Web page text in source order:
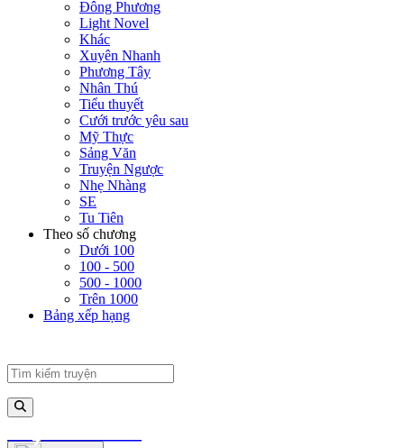
Đông Phương
Light Novel
Khác
Xuyên Nhanh
Phương Tây
Nhân Thú
Tiểu thuyết
Cưới trước yêu sau
Mỹ Thực
Sảng Văn
Truyện Ngược
Nhẹ Nhàng
SE
Tu Tiên
Theo số chương
Dưới 100
100 - 500
500 - 1000
Trên 1000
Bảng xếp hạng
truyenfullz.com